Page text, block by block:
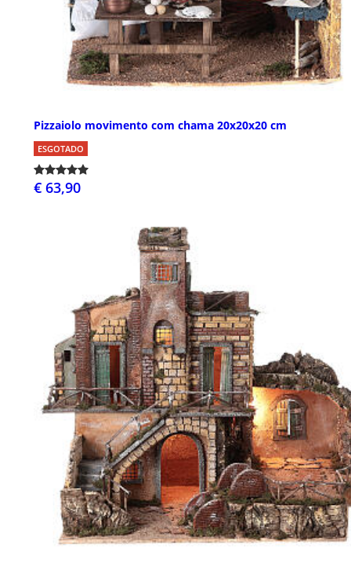
Pizzaiolo movimento com chama 20x20x20 cm
ESGOTADO
€ 63,90